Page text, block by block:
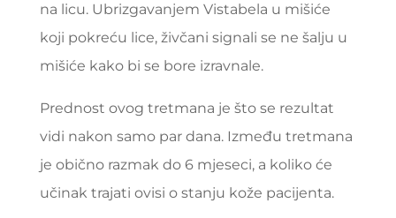
na licu. Ubrizgavanjem Vistabela u mišiće
koji pokreću lice, živčani signali se ne šalju u
mišiće kako bi se bore izravnale.
Prednost ovog tretmana je što se rezultat
vidi nakon samo par dana. Između tretmana
je obično razmak do 6 mjeseci, a koliko će
učinak trajati ovisi o stanju kože pacijenta.